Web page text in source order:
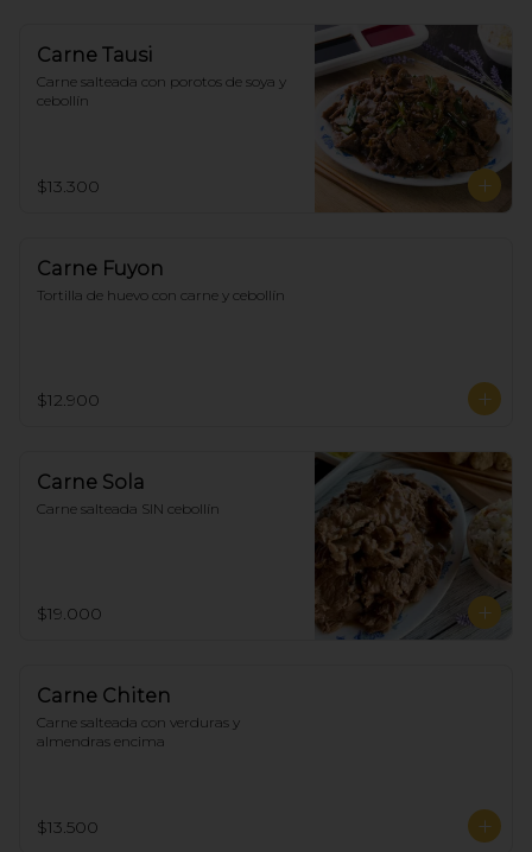
Carne Tausi
Carne salteada con porotos de soya y
cebollín
$13.300
Carne Fuyon
Tortilla de huevo con carne y cebollín
$12.900
Carne Sola
Carne salteada SIN cebollín
$19.000
Carne Chiten
Carne salteada con verduras y
almendras encima
$13.500